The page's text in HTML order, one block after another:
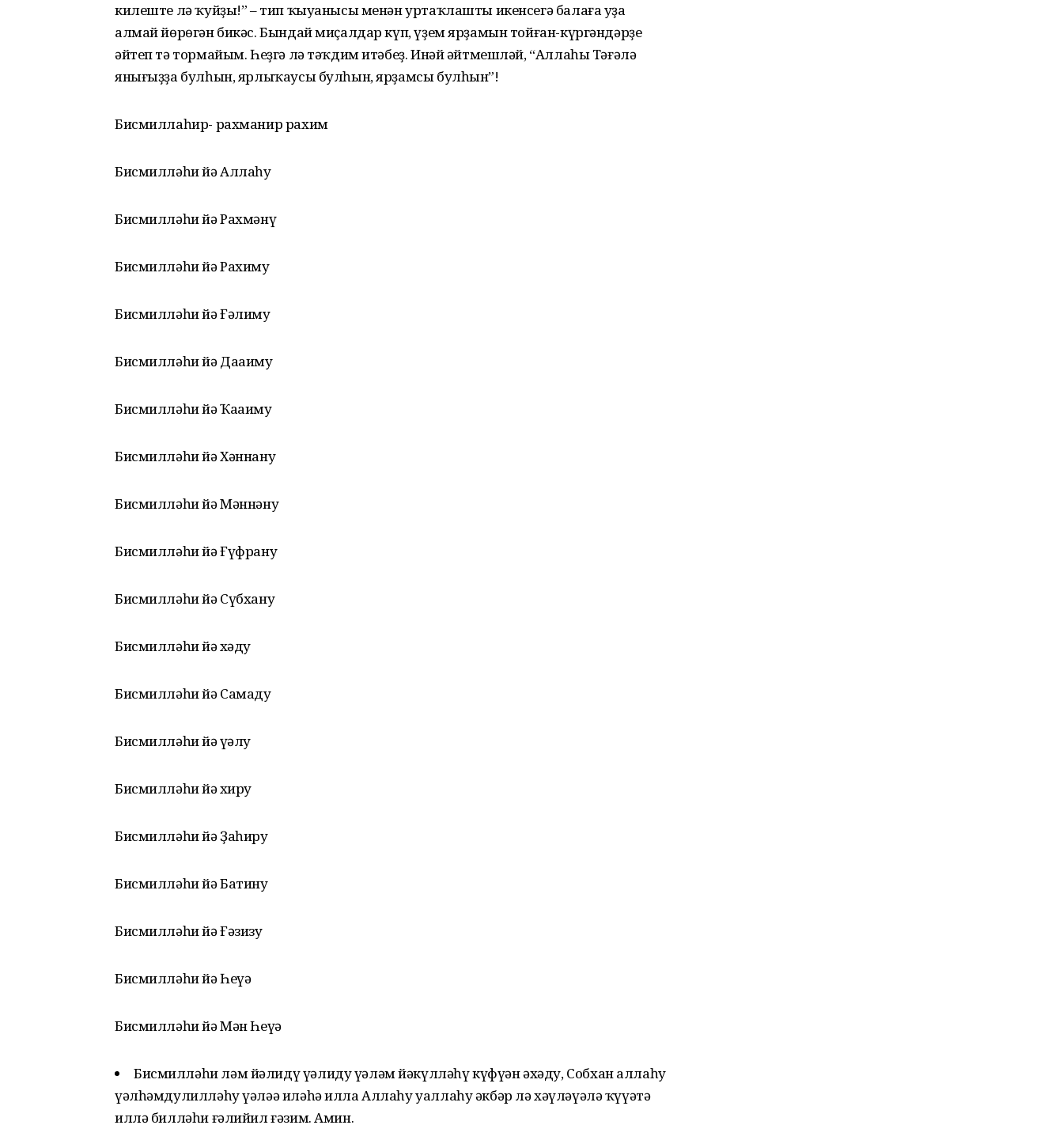
килеште лә ҡуйҙы!” – тип ҡыуанысы менән уртаҡлашты икенсегә балаға уҙа
алмай йөрөгән бикәс. Бындай миҫалдар күп, үҙем ярҙамын тойған-күргәндәрҙе
әйтеп тә тормайым. Һеҙгә лә тәҡдим итәбеҙ. Инәй әйтмешләй, “Аллаһы Тәғәлә
янығыҙҙа булһын, ярлыҡаусы булһын, ярҙамсы булһын”!
Бисмиллаһир- рахманир рахим
Бисмилләһи йә Аллаһу
Бисмилләһи йә Рахмәнү
Бисмилләһи йә Рахиму
Бисмилләһи йә Ғәлиму
Бисмилләһи йә Дааиму
Бисмилләһи йә Ҡааиму
Бисмилләһи йә Хәннану
Бисмилләһи йә Мәннәну
Бисмилләһи йә Ғүфрану
Бисмилләһи йә Сүбхану
Бисмилләһи йә Әхәду
Бисмилләһи йә Самаду
Бисмилләһи йә Әүәлу
Бисмилләһи йә Әхиру
Бисмилләһи йә Ҙаһиру
Бисмилләһи йә Батину
Бисмилләһи йә Ғәзизу
Бисмилләһи йә Һеүә
Бисмилләһи йә Мән Һеүә
Бисмилләһи ләм йәлидү үәлиду үәләм йәкүлләһү күфүән әхәду, Собхан аллаһу
үәлһәмдулилләһу үәләә иләһә илла Аллаһу уаллаһу әкбәр лә хәүләүәлә ҡүүәтә
иллә билләһи ғәлийил ғәзим. Амин.